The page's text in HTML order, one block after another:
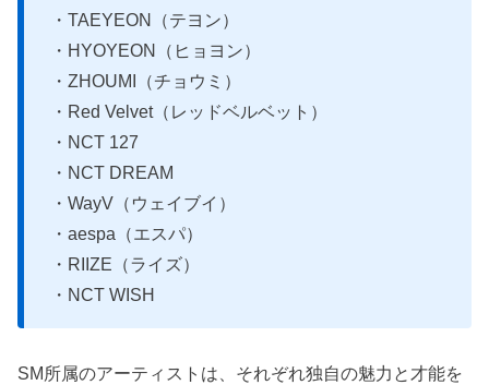
・TAEYEON（テヨン）
・HYOYEON（ヒョヨン）
・ZHOUMI（チョウミ）
・Red Velvet（レッドベルベット）
・NCT 127
・NCT DREAM
・WayV（ウェイブイ）
・aespa（エスパ）
・RIIZE（ライズ）
・NCT WISH
SM所属のアーティストは、それぞれ独自の魅力と才能を